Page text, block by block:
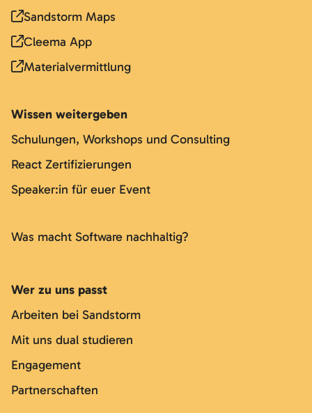
Sandstorm Maps
Cleema App
Materialvermittlung
Wissen weitergeben
Schulungen, Workshops und Consulting
React Zertifizierungen
Speaker:in für euer Event
Was macht Software nachhaltig?
Wer zu uns passt
Arbeiten bei Sandstorm
Mit uns dual studieren
Engagement
Partnerschaften